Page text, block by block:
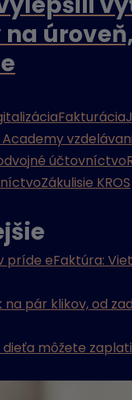
Fakturácia
Academy
účtovníctvo
Zákulisie KROS
príde eFaktúra:
pár klikov, od
môžete